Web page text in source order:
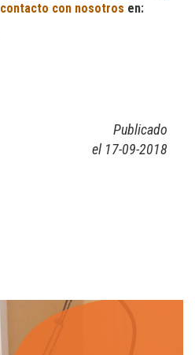
contacto con nosotros en:
Publicado
el 17-09-2018